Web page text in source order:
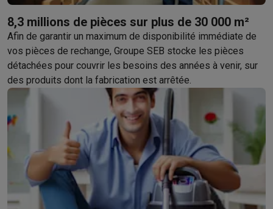
Ménage
Machines à laver avec des éco-chèquesSèche-linge avec
Petits appareils de cuisine
Petits appareils de cuisine avec des éco-chèquesMachines
Grands appareils de cuisine
Lave-vaisselle avec des éco-chèquesRéfrigerateurs avec
Climatiseurs
Climatiseurs avec des éco-chèques
TV & audio
TV avec des éco-chequesEnceintes Bluetooth avec des éco-
Multimédie & téléphonie
Smartphones avec des éco-chequesTablettes avec des éco-
En route
Trottinettes électriques avec des éco-chèques
8,3 millions de pièces sur plus de 30 000 m²
Afin de garantir un maximum de disponibilité immédiate de
vos pièces de rechange, Groupe SEB stocke les pièces
détachées pour couvrir les besoins des années à venir, sur
des produits dont la fabrication est arrêtée.